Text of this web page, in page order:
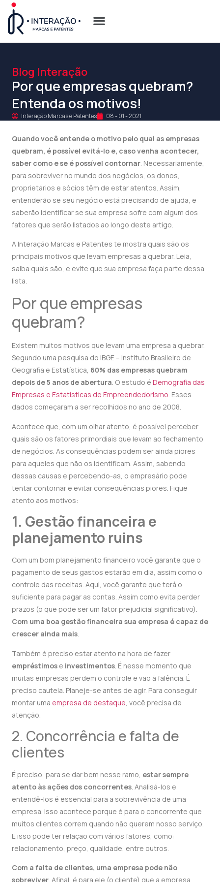
Blog Interação
Por que empresas quebram?
Entenda os motivos!
Interação Marcas e Patentes 08 - 01 - 2021
Quando você entende o motivo pelo qual as empresas
quebram, é possível evitá-lo e, caso venha acontecer,
saber como e se é possível contornar . Necessariamente,
para sobreviver no mundo dos negócios, os donos,
proprietários e sócios têm de estar atentos. Assim,
entenderão se seu negócio está precisando de ajuda, e
saberão identificar se sua empresa sofre com algum dos
fatores que serão listados ao longo deste artigo.
A Interação Marcas e Patentes te mostra quais são os
principais motivos que levam empresas a quebrar. Leia,
saiba quais são, e evite que sua empresa faça parte dessa
lista.
Por que empresas
quebram?
Existem muitos motivos que levam uma empresa a quebrar.
Segundo uma pesquisa do IBGE – Instituto Brasileiro de
Geografia e Estatística, 60% das empresas quebram
depois de 5 anos de abertura. O estudo é Demografia das
Empresas e Estatísticas de Empreendedorismo. Esses
dados começaram a ser recolhidos no ano de 2008.
Acontece que, com um olhar atento, é possível perceber
quais são os fatores primordiais que levam ao fechamento
de negócios. As consequências podem ser ainda piores
para aqueles que não os identificam. Assim, sabendo
dessas causas e percebendo-as, o empresário pode
tentar contornar e evitar consequências piores. Fique
atento aos motivos:
1. Gestão financeira e
planejamento ruins
Com um bom planejamento financeiro você garante que o
pagamento de seus gastos estarão em dia, assim como o
controle das receitas. Aqui, você garante que terá o
suficiente para pagar as contas. Assim como evita perder
prazos (o que pode ser um fator prejudicial significativo).
Com uma boa gestão financeira sua empresa é capaz de
crescer ainda mais.
Também é preciso estar atento na hora de fazer
empréstimos e investimentos . É nesse momento que
muitas empresas perdem o controle e vão à falência. É
preciso cautela. Planeje-se antes de agir. Para conseguir
montar uma empresa de destaque , você precisa de
atenção.
2. Concorrência e falta de
clientes
É preciso, para se dar bem nesse ramo, estar sempre
atento às ações dos concorrentes. Analisá-los e
entendê-los é essencial para a sobrevivência de uma
empresa. Isso acontece porque é para o concorrente que
muitos clientes correm quando não querem nosso serviço.
E isso pode ter relação com vários fatores, como:
relacionamento, preço, qualidade, entre outros.
Com a falta de clientes, uma empresa pode não
sobreviver . Afinal, é para ele (o cliente) que a empresa